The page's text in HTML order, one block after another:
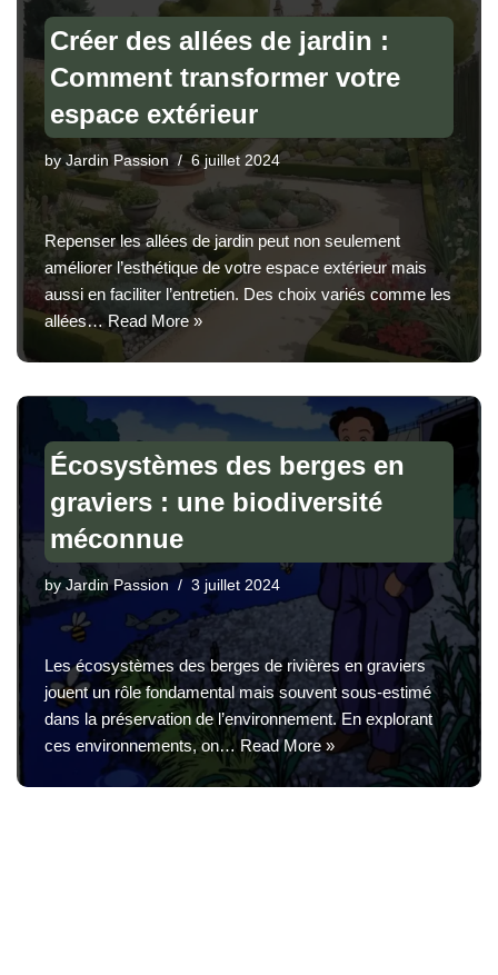
Créer des allées de jardin :
Comment transformer votre
espace extérieur
by Jardin Passion 6 juillet 2024
Repenser les allées de jardin peut non seulement
améliorer l’esthétique de votre espace extérieur mais
aussi en faciliter l’entretien. Des choix variés comme les
allées…Read More »
Écosystèmes des berges en
graviers : une biodiversité
méconnue
by Jardin Passion 3 juillet 2024
Les écosystèmes des berges de rivières en graviers
jouent un rôle fondamental mais souvent sous-estimé
dans la préservation de l’environnement. En explorant
ces environnements, on… Read More »